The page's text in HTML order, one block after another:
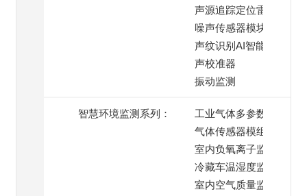
声源追踪定位雷达
噪声传感器模块
声纹识别AI智能模块
声校准器
振动监测
智慧环境监测系列：
工业气体多参数监测仪
气体传感器模组
室内负氧离子监测仪
冷藏车温湿度监测系统
室内空气质量监测仪